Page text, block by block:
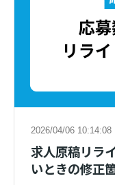
2026/04/06 10:14:08
求人原稿リラ
いときの修正